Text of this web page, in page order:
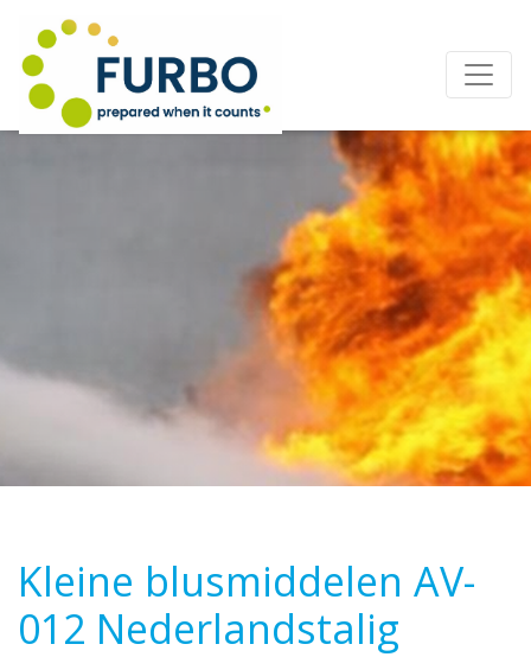
Kleine blusmiddelen AV-
012 Nederlandstalig